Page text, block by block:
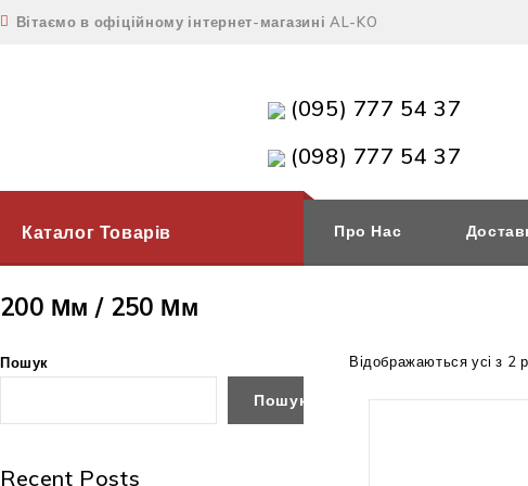
Вітаємо в офіційному інтернет-магазині AL-KO
(095) 777 54 37
(098) 777 54 37
Каталог Товарів Про Нас
200 Мм / 250 Мм
Відображаються усі з 2
Пошук
Пошук
Recent Posts